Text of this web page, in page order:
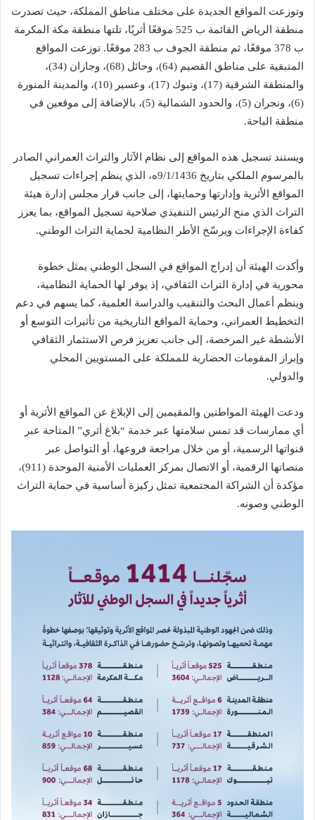
وتوزعت المواقع الجديدة على مختلف مناطق المملكة، حيث تصدرت
منطقة الرياض القائمة ب 525 موقعًا أثريًا، تلتها منطقة مكة المكرمة
ب 378 موقعًا، ثم منطقة الجوف ب 283 موقعًا. توزعت المواقع
المتبقية على مناطق القصيم (64)، وحائل (68)، وجازان (34)،
والمنطقة الشرقية (17)، وتبوك (17)، وعسير (10)، والمدينة المنورة
(6)، ونجران (5)، والحدود الشمالية (5)، بالإضافة إلى موقعين في
منطقة الباحة.
ويستند تسجيل هذه المواقع إلى نظام الآثار والتراث العمراني الصادر
بالمرسوم الملكي بتاريخ 9/1/1436ه، الذي ينظم إجراءات تسجيل
المواقع الأثرية وإدارتها وحمايتها، إلى جانب قرار مجلس إدارة هيئة
التراث الذي منح الرئيس التنفيذي صلاحية تسجيل المواقع، بما يعزز
كفاءة الإجراءات ويرسّخ الأطر النظامية لحماية التراث الوطني.
وأكدت الهيئة أن إدراج المواقع في السجل الوطني يمثل خطوة
محورية في إدارة التراث الثقافي، إذ يوفر لها الحماية النظامية،
وينظم أعمال البحث والتنقيب والدراسة العلمية، كما يسهم في دعم
التخطيط العمراني، وحماية المواقع التاريخية من تأثيرات التوسع أو
الأنشطة غير المرخصة، إلى جانب تعزيز فرص الاستثمار الثقافي
وإبراز المقومات الحضارية للمملكة على المستويين المحلي
والدولي.
ودعت الهيئة المواطنين والمقيمين إلى الإبلاغ عن المواقع الأثرية أو
أي ممارسات قد تمس سلامتها عبر خدمة “بلاغ أثري” المتاحة عبر
قنواتها الرسمية، أو من خلال مراجعة فروعها، أو التواصل عبر
منصاتها الرقمية، أو الاتصال بمركز العمليات الأمنية الموحدة (911)،
مؤكدة أن الشراكة المجتمعية تمثل ركيزة أساسية في حماية التراث
الوطني وصونه.